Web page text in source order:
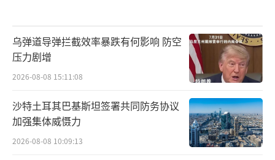
乌弹道导弹拦截效率暴跌有何影响 防空
压力剧增
2026-08-08 15:11:08
沙特土耳其巴基斯坦签署共同防务协议
加强集体威慑力
2026-08-08 10:09:13